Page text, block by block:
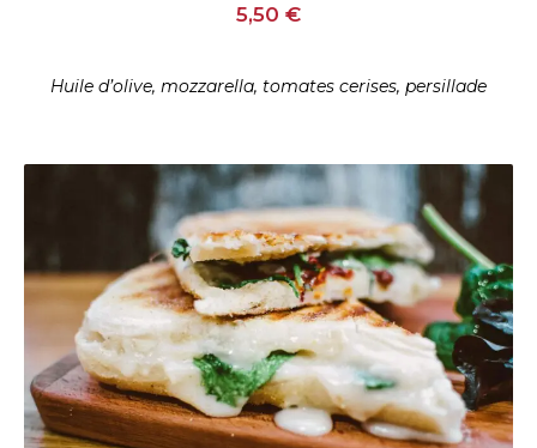
5,50 €
Huile d’olive, mozzarella, tomates cerises, persillade